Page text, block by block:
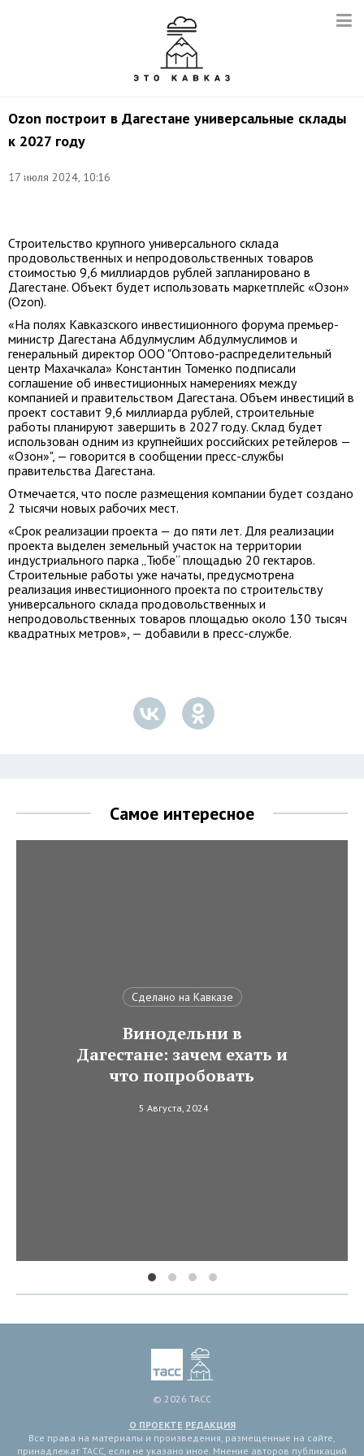
Ozon построит в Дагестане универсальные склады
к 2027 году
17 июля 2024, 10:16
Егор
Строительство крупного универсального склада
продовольственных и непродовольственных товаров
стоимостью 9,6 миллиардов рублей запланировано в
Дагестане. Объект будет использовать маркетплейс «Озон»
(Ozon).
«На полях Кавказского инвестиционного форума премьер-
министр Дагестана Абдулмуслим Абдулмуслимов и
генеральный директор ООО "Оптово-распределительный
центр Махачкала» Константин Томенко подписали
соглашение об инвестиционных намерениях между
компанией и правительством Дагестана. Объем инвестиций в
проект составит 9,6 миллиарда рублей, строительные
работы планируют завершить в 2027 году. Склад будет
использован одним из крупнейших российских ретейлеров —
«Озон»", — говорится в сообщении пресс-службы
правительства Дагестана.
Отмечается, что после размещения компании будет создано
2 тысячи новых рабочих мест.
«Срок реализации проекта — до пяти лет. Для реализации
проекта выделен земельный участок на территории
индустриального парка „Тюбе“ площадью 20 гектаров.
Строительные работы уже начаты, предусмотрена
реализация инвестиционного проекта по строительству
универсального склада продовольственных и
непродовольственных товаров площадью около 130 тысяч
квадратных метров», — добавили в пресс-службе.
Самое интересное
Сделано на Кавказе
Винодельни в
Дагестане: зачем ехать и
что попробовать
5 Августа, 2024
© 2026 ТАСС
О ПРОЕКТЕ РЕДАКЦИЯ
Все права на материалы и произведения, размещенные на сайте,
принадлежат ТАСС, если не указано иное. Мнение авторов публикаций